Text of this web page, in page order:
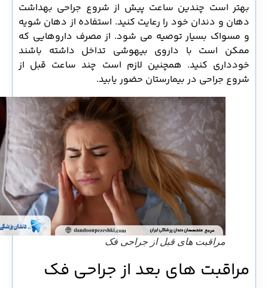
بهتر است چندین ساعت پیش از شروع جراحی بهداشت
دهان و دندان خود را رعایت کنید. استفاده از دهان شویه
و مسواک بسیار توصیه می شود. از مصرف داروهایی که
ممکن است با داروی بیهوشی تداخل داشته باشند
خودداری کنید. همچنین لازم است چند ساعت قبل از
شروع جراحی در بیمارستان حضور یابید.
مراقبت های قبل از جراحی فک
مراقبت های بعد از جراحی فک